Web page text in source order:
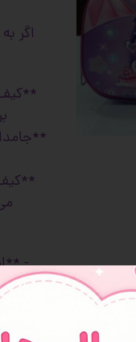
اگر
-
-
-